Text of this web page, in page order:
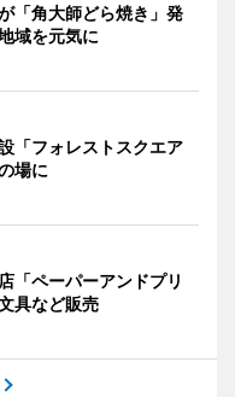
「角大師どら焼き」発
域を元気に
「フォレストスクエア
場に
「ペーパーアンドプリ
具など販売